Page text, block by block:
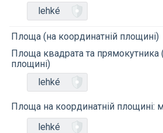
lehké
Площа (на координатній площині)
Площа квадрата та прямокутника
площині)
lehké
Площа на координатній площині:
lehké